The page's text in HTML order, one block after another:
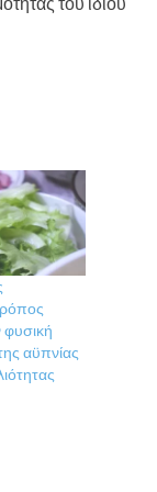
φυσική
αϋπνίας